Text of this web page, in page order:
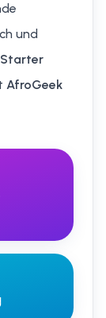
und
Starter
AfroGeek